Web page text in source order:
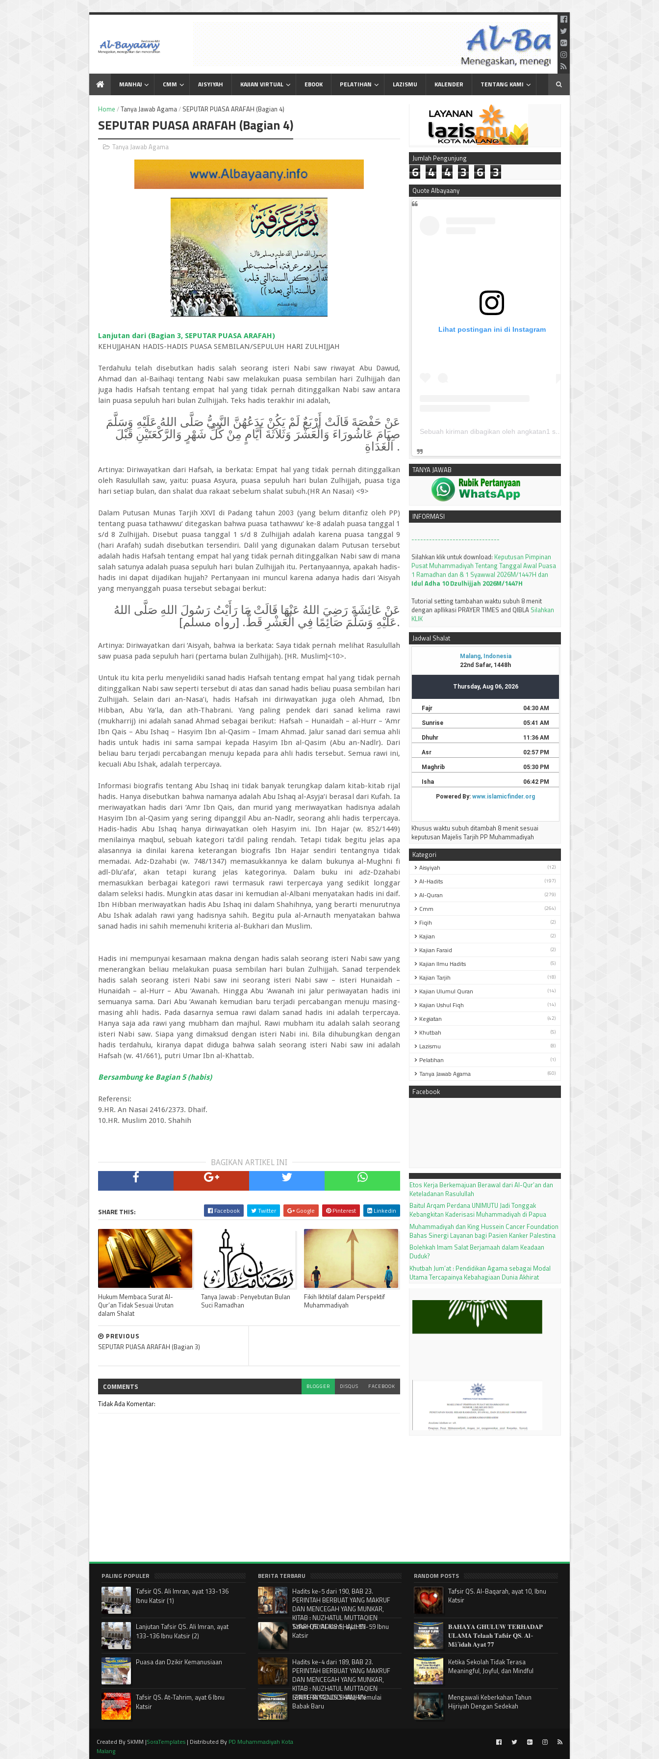
dan Mencerahkan
MANHAJ CMM AISYIYAH KAJIAN VIRTUAL EBOOK PELATIHAN LAZISMU KALENDER TENTANG KAMI
Home /Tanya Jawab Agama/ SEPUTAR PUASA ARAFAH (Bagian 4)
SEPUTAR PUASA ARAFAH (Bagian 4)
Tanya Jawab Agama
Lanjutan dari (Bagian 3, SEPUTAR PUASA ARAFAH)
KEHUJJAHAN HADIS-HADIS PUASA SEMBILAN/SEPULUH HARI ZULHIJJAH
Terdahulu telah disebutkan hadis salah seorang isteri Nabi saw riwayat Abu Dawud,
Ahmad dan al-Baihaqi tentang Nabi saw melakukan puasa sembilan hari Zulhijjah dan
juga hadis Hafsah tentang empat hal yang tidak pernah ditinggalkan Nabi saw antara
lain puasa sepuluh hari bulan Zulhijjah. Teks hadis terakhir ini adalah,
عَنْ حَفْصَةَ قَالَتْ أَرْبَعٌ لَمْ يَكُنْ يَدَعُهُنَّ النَّبِيُّ صَلَّى اللهُ عَلَيْهِ وَسَلَّمَ
صِيَامَ عَاشُورَاءَ وَالْعَشْرَ وَثَلاَثَةَ أَيَّامٍ مِنْ كُلِّ شَهْرٍ وَالرَّكْعَتَيْنِ قَبْلَ
الْغَدَاةِ
.
Artinya: Diriwayatkan dari Hafsah, ia berkata: Empat hal yang tidak pernah ditinggalkan
oleh Rasulullah saw, yaitu: puasa Asyura, puasa sepuluh hari bulan Zulhijjah, puasa tiga
hari setiap bulan, dan shalat dua rakaat sebelum shalat subuh.(HR An Nasai) <9>
Dalam Putusan Munas Tarjih XXVI di Padang tahun 2003 (yang belum ditanfiz oleh PP)
tentang puasa tathawwu‘ ditegaskan bahwa puasa tathawwu‘ ke-8 adalah puasa tanggal 1
s/d 8 Zulhijjah. Disebut puasa tanggal 1 s/d 8 Zulhijjah adalah karena puasa tanggal 9
(hari Arafah) sudah disebutkan tersendiri. Dalil yang digunakan dalam Putusan tersebut
adalah hadis Hafsah tentang empat hal yang tidak pernah ditinggalkan Nabi saw di mana
salah satunya adalah puasa sepuluh hari bulan Zulhijjah itu. Pertanyaannya, apakah hadis-
hadis ini dapat dijadikan hujjah? Pertanyaan ini muncul karena adanya hadis dari ‘Aisyah
yang menyanggah puasa tersebut sebagai berkut:
عَنْ عَائِشَةَ رَضِيَ اللهُ عَنْهَا قَالَتْ مَا رَأَيْتُ رَسُولَ اللهِ صَلَّى اللهُ
عَلَيْهِ وَسَلَّمَ صَائِمًا فِي الْعَشْرِ قَطُّ. [رواه مسلم].
Artinya: Diriwayatkan dari ‘Aisyah, bahwa ia berkata: Saya tidak pernah melihat Rasulullah
saw puasa pada sepuluh hari (pertama bulan Zulhijjah). [HR. Muslim]<10>.
Untuk itu kita perlu menyelidiki sanad hadis Hafsah tentang empat hal yang tidak pernah
ditinggalkan Nabi saw seperti tersebut di atas dan sanad hadis beliau puasa sembilan hari
Zulhijjah. Selain dari an-Nasa’i, hadis Hafsah ini diriwayatkan juga oleh Ahmad, Ibn
Hibban, Abu Ya‘la, dan ath-Thabrani. Yang paling pendek dari sanad kelima rawi
(mukharrij) ini adalah sanad Ahmad sebagai berikut: Hafsah – Hunaidah – al-Hurr – ‘Amr
Ibn Qais – Abu Ishaq – Hasyim Ibn al-Qasim – Imam Ahmad. Jalur sanad dari semua ahli
hadis untuk hadis ini sama sampai kepada Hasyim Ibn al-Qasim (Abu an-Nadlr). Dari
beliau baru terjadi percabangan menuju kepada para ahli hadis tersebut. Semua rawi ini,
kecuali Abu Ishak, adalah terpercaya.
Informasi biografis tentang Abu Ishaq ini tidak banyak terungkap dalam kitab-kitab rijal
hadis. Hanya disebutkan bahwa namanya adalah Abu Ishaq al-Asyja‘i berasal dari Kufah. Ia
meriwayatkan hadis dari ‘Amr Ibn Qais, dan murid yang meriwayatkan hadisnya adalah
Hasyim Ibn al-Qasim yang sering dipanggil Abu an-Nadlr, seorang ahli hadis terpercaya.
Hadis-hadis Abu Ishaq hanya diriwayatkan oleh Hasyim ini. Ibn Hajar (w. 852/1449)
menilainya maqbul, sebuah kategori ta’dil paling rendah. Tetapi tidak begitu jelas apa
alasannya ia dinilai karena keterangan biografis Ibn Hajar sendiri tentangnya tidak
memadai. Adz-Dzahabi (w. 748/1347) memasukkannya ke dalam bukunya al-Mughni fi
adl-Dlu‘afa’, akan tetapi kurang jelas kategorinya. Dalam buku ini adz-Dzahabi
memasukkan berbagai kategori rawi termasuk rawi terpercaya yang sedikit longgar
dalam seleksi hadis. Mungkin atas dasar ini kemudian al-Albani menyatakan hadis ini daif.
Ibn Hibban meriwayatkan hadis Abu Ishaq ini dalam Shahihnya, yang berarti menurutnya
Abu Ishak adalah rawi yang hadisnya sahih. Begitu pula al-Arnauth menyatakan bahwa
sanad hadis ini sahih memenuhi kriteria al-Bukhari dan Muslim.
Hadis ini mempunyai kesamaan makna dengan hadis salah seorang isteri Nabi saw yang
menerangkan beliau melakukan puasa sembilan hari bulan Zulhijjah. Sanad terpendek
hadis salah seorang isteri Nabi saw ini seorang isteri Nabi saw – isteri Hunaidah –
Hunaidah – al-Hurr – Abu ‘Awanah. Hingga Abu ‘Awanah ini jalur periwayatan hadis ini
semuanya sama. Dari Abu ‘Awanah kemudian baru terjadi percabangan menuju masing-
masing ahli hadis. Pada dasarnya semua rawi dalam sanad hadis ini adalah terpercaya.
Hanya saja ada rawi yang mubham dan majhul. Rawi mubham itu adalah salah seorang
isteri Nabi saw. Siapa yang dimaksud dengan isteri Nabi ini. Bila dihubungkan dengan
hadis terdahulu, kiranya dapat diduga bahwa salah seorang isteri Nabi saw ini adalah
Hafsah (w. 41/661), putri Umar Ibn al-Khattab.
Bersambung ke Bagian 5 (habis)
Referensi:
9.HR. An Nasai 2416/2373. Dhaif.
10.HR. Muslim 2010. Shahih
BAGIKAN ARTIKEL INI
SHARE THIS: Facebook Twitter Google Pinterest Linkedin
Hukum Membaca Surat Al-
Qur’an Tidak Sesuai Urutan
dalam Shalat
Tanya Jawab : Penyebutan Bulan
Suci Ramadhan
Fikih Ikhtilaf dalam Perspektif
Muhammadiyah
PREVIOUS
SEPUTAR PUASA ARAFAH (Bagian 3)
COMMENTS BLOGGER DISQUS FACEBOOK
Tidak Ada Komentar:
Jumlah Pengunjung
6 4 4 3 6 3
Quote Albayaany
Lihat postingan ini di Instagram
Sebuah kiriman dibagikan oleh angkatan1 skmm 2020 (@albayaanyinfo)
TANYA JAWAB
INFORMASI
silahkan klik untuk download:Keputusan Pimpinan
Pusat Muhammadiyah, Tentang Tanfidz Keputusan
Munas XXXI Tarjih: Tentang KRITERIA AWAL WAKTU
------------------------------
Silahkan klik untuk download:Keputusan Pimpinan
1 Ramadhan dan & 1 Syawwal 2026M/1447H dan
Idul Adha 10 Dzulhijjah 2026M/1447H
Tutorial setting tambahan waktu subuh 8 menit
KLIK
JADWAL IMSAKIYAH BULAN RAMADHAN 1447 H /
-----------------------------Terima kasih
Jadwal Shalat
Khusus waktu subuh ditambah 8 menit sesuai
keputusan Majelis Tarjih PP Muhammadiyah
Kategori
Aisyiyah (12)
Al-Hadits (197)
Al-Quran (279)
Cmm (264)
Fiqih (2)
Kajian (2)
Kajian Faraid (2)
Kajian Ilmu Hadits (5)
Kajian Tarjih (18)
Kajian Ulumul Quran (14)
Kajian Ushul Fiqh (14)
Kegiatan (42)
Khutbah (5)
Lazismu (8)
Pelatihan (1)
Tanya Jawab Agama (60)
Facebook
Etos Kerja Berkemajuan Berawal dari Al-Qur’an dan
Keteladanan Rasulullah
Baitul Arqam Perdana UNIMUTU Jadi Tonggak
Kebangkitan Kaderisasi Muhammadiyah di Papua
Muhammadiyah dan King Hussein Cancer Foundation
Bahas Sinergi Layanan bagi Pasien Kanker Palestina
Bolehkah Imam Salat Berjamaah dalam Keadaan
Duduk?
Khutbah Jum’at : Pendidikan Agama sebagai Modal
Utama Tercapainya Kebahagiaan Dunia Akhirat
PALING POPULER
Tafsir QS. Ali Imran, ayat 133-136
Ibnu Katsir (1)
Lanjutan Tafsir QS. Ali Imran, ayat
133-136 Ibnu Katsir (2)
Puasa dan Dzikir Kemanusiaan
Tafsir QS. At-Tahrim, ayat 6 Ibnu
Katsir
BERITA TERBARU
Hadits ke-5 dari 190, BAB 23.
PERINTAH BERBUAT YANG MAKRUF
DAN MENCEGAH YANG MUNKAR,
KITAB : NUZHATUL MUTTAQIEN
SYARH RIYADUS SHALIHIN
Tafsir QS. Al-Kahfi, ayat 57-59 Ibnu
Katsir
Hadits ke-4 dari 189, BAB 23.
PERINTAH BERBUAT YANG MAKRUF
DAN MENCEGAH YANG MUNKAR,
KITAB : NUZHATUL MUTTAQIEN
SYARH RIYADUS SHALIHIN
LENTERA PENDIDIKAN; Memulai
Babak Baru
RANDOM POSTS
Tafsir QS. Al-Baqarah, ayat 10, Ibnu
Katsir
𝐁𝐀𝐇𝐀𝐘𝐀 𝐆𝐇𝐔𝐋𝐔𝐖 𝐓𝐄𝐑𝐇𝐀𝐃𝐀𝐏
𝐔𝐋𝐀𝐌𝐀 𝐓𝐞𝐥𝐚𝐚𝐡 𝐓𝐚𝐟𝐬𝐢𝐫 𝐐𝐒. 𝐀𝐥-
𝐌ā'𝐢𝐝𝐚𝐡 𝐀𝐲𝐚𝐭 𝟕𝟕
Ketika Sekolah Tidak Terasa
Meaningful, Joyful, dan Mindful
Mengawali Keberkahan Tahun
Hijriyah Dengan Sedekah
Created By SKMM |SoraTemplates | Distributed By PD Muhammadiyah Kota
Malang